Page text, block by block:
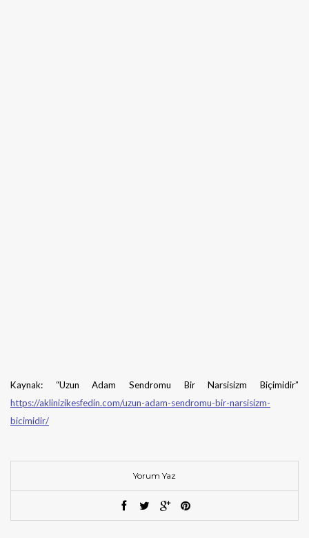
Kaynak: “Uzun Adam Sendromu Bir Narsisizm Biçimidir”
https://aklinizikesfedin.com/uzun-adam-sendromu-bir-narsisizm-
bicimidir/
Yorum Yaz